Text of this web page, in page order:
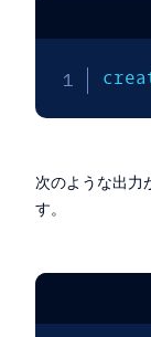
次のような出力
す。